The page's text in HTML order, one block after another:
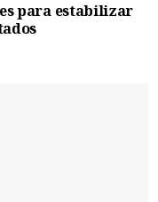
para estabilizar